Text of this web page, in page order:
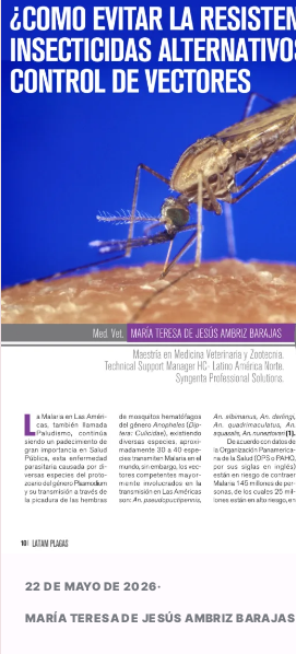
22 DE MAYO DE 2026·
MARÍA TERESA DE JESÚS AMBRIZ BARAJAS